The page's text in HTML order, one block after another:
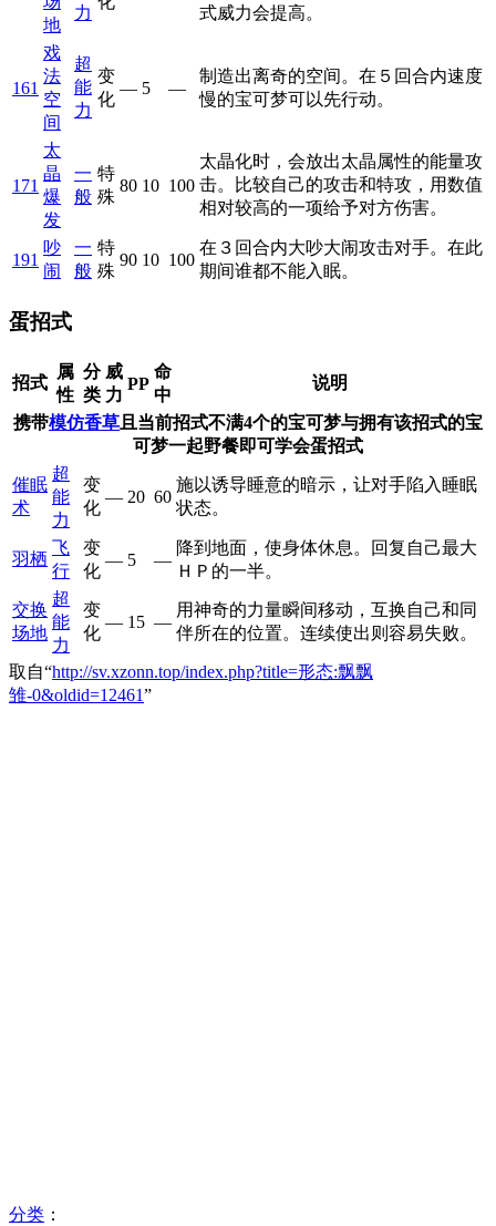
地
力
式威力会提高。
161
戏
法
空
间
超
能
力
变
化
— 5 —
制造出离奇的空间。在５回合内速度
慢的宝可梦可以先行动。
171
太
晶
爆
发
一
般
特
殊
80 10 100
太晶化时，会放出太晶属性的能量攻
击。比较自己的攻击和特攻，用数值
相对较高的一项给予对方伤害。
191
吵
闹
一
般
特
殊
90 10 100
在３回合内大吵大闹攻击对手。在此
期间谁都不能入眠。
蛋招式
招式
属
性
分
类
威
力
PP
命
中
说明
携带模仿香草 且当前招式不满4个的宝可梦与拥有该招式的宝
可梦一起野餐即可学会蛋招式
催眠
术
超
能
力
变
化
— 20 60
施以诱导睡意的暗示，让对手陷入睡眠
状态。
羽栖
飞
行
变
化
— 5 —
降到地面，使身体休息。回复自己最大
ＨＰ的一半。
交换
场地
超
能
力
变
化
— 15 —
用神奇的力量瞬间移动，互换自己和同
伴所在的位置。连续使出则容易失败。
取自“http://sv.xzonn.top/index.php?title=形态:飘飘
雏-0&oldid=12461”
分类 ：​